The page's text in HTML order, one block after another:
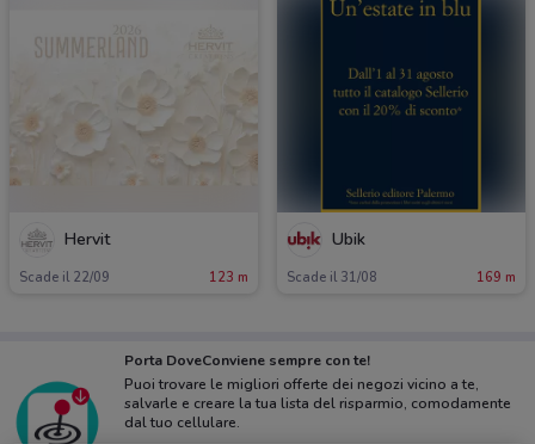
Hervit
Scade il 22/09 123 m
Ubik
Scade il 31/08 169 m
Porta DoveConviene sempre con te!
Puoi trovare le migliori offerte dei negozi vicino a te,
salvarle e creare la tua lista del risparmio, comodamente
dal tuo cellulare.